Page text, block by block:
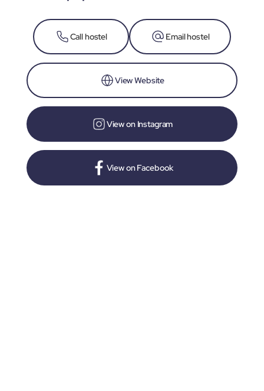
Call hostel Email hostel
View Website
View on Instagram
View on Facebook